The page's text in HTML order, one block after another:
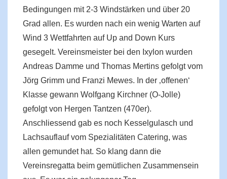
Bedingungen mit 2-3 Windstärken und über 20
Grad allen. Es wurden nach ein wenig Warten auf
Wind 3 Wettfahrten auf Up and Down Kurs
gesegelt. Vereinsmeister bei den Ixylon wurden
Andreas Damme und Thomas Mertins gefolgt vom
Jörg Grimm und Franzi Mewes. In der ‚offenen‘
Klasse gewann Wolfgang Kirchner (O-Jolle)
gefolgt von Hergen Tantzen (470er).
Anschliessend gab es noch Kesselgulasch und
Lachsauflauf vom Spezialitäten Catering, was
allen gemundet hat. So klang dann die
Vereinsregatta beim gemütlichen Zusammensein